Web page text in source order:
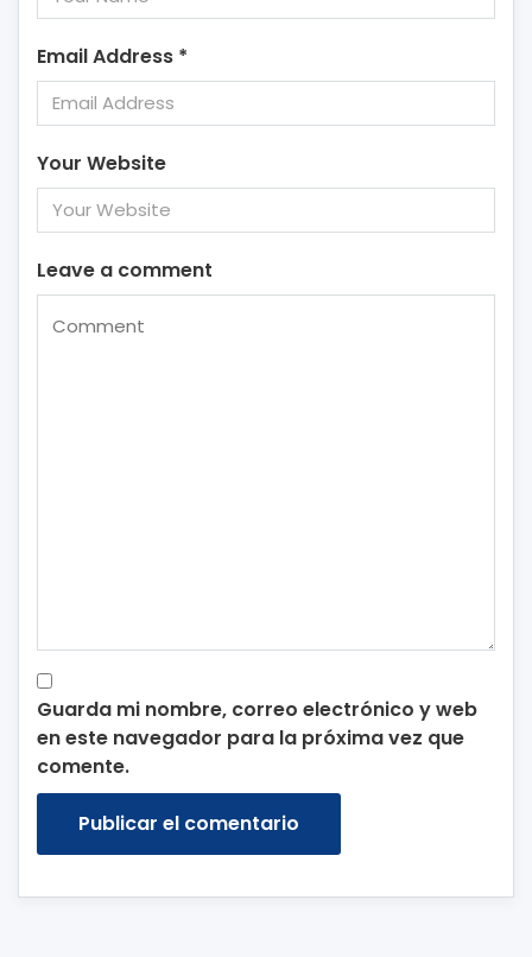
Email Address *
Your Website
Leave a comment
Guarda mi nombre, correo electrónico y web
en este navegador para la próxima vez que
comente.